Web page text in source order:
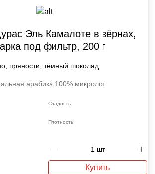
Эль Камалоте в зёрнах,
под фильтр, 200 г
пряности, тёмный шоколад
арабика 100% микролот
Сладость
Плотность
Купить